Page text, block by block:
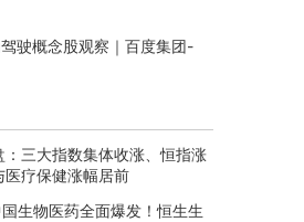
驶概念股观察｜百度集团-
覆盖27城
倍做多三星电子(07747.H
交额达8.93亿港元
企红利ETF(03437.HK)午后
达202.59万港元
：三大指数集体收涨、恒指涨
疗保健涨幅居前
生物医药全面爆发！恒生生